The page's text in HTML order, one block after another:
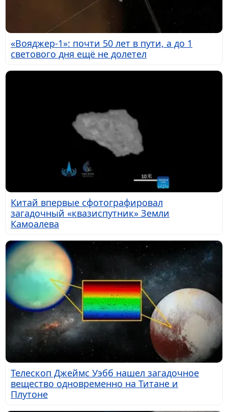
«Вояджер-1»: почти 50 лет в пути, а до 1
светового дня ещё не долетел
Китай впервые сфотографировал
загадочный «квазиспутник» Земли
Камоалева
Телескоп Джеймс Уэбб нашел загадочное
вещество одновременно на Титане и
Плутоне